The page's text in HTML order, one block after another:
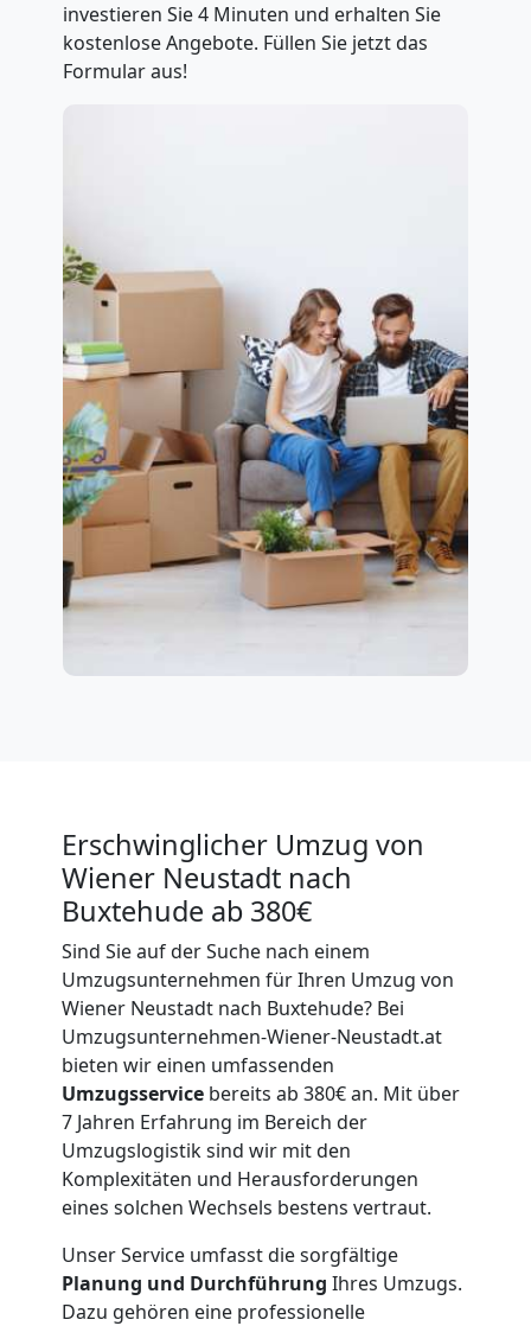
investieren Sie 4 Minuten und erhalten Sie
kostenlose Angebote. Füllen Sie jetzt das
Formular aus!
Erschwinglicher Umzug von
Wiener Neustadt nach
Buxtehude ab 380€
Sind Sie auf der Suche nach einem
Umzugsunternehmen für Ihren Umzug von
Wiener Neustadt nach Buxtehude? Bei
Umzugsunternehmen-Wiener-Neustadt.at
bieten wir einen umfassenden
Umzugsservice bereits ab 380€ an. Mit über
7 Jahren Erfahrung im Bereich der
Umzugslogistik sind wir mit den
Komplexitäten und Herausforderungen
eines solchen Wechsels bestens vertraut.
Unser Service umfasst die sorgfältige
Planung und Durchführung Ihres Umzugs.
Dazu gehören eine professionelle